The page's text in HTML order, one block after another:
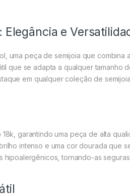
e
uma peça de semijoia que
que se adapta a qualquer
em qualquer coleção de
garantindo uma peça de alta
intenso e uma cor dourada que
hipoalergênicos, tornando-as